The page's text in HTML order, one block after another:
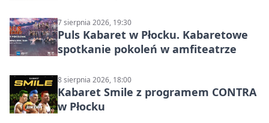
7 sierpnia 2026, 19:30
Puls Kabaret w Płocku. Kabaretowe
spotkanie pokoleń w amfiteatrze
8 sierpnia 2026, 18:00
Kabaret Smile z programem CONTRA
w Płocku